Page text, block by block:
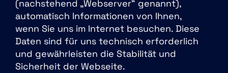
(nachstehend „Webserver“ genannt),
automatisch Informationen von Ihnen,
wenn Sie uns im Internet besuchen. Diese
Daten sind für uns technisch erforderlich
und gewährleisten die Stabilität und
Sicherheit der Webseite.